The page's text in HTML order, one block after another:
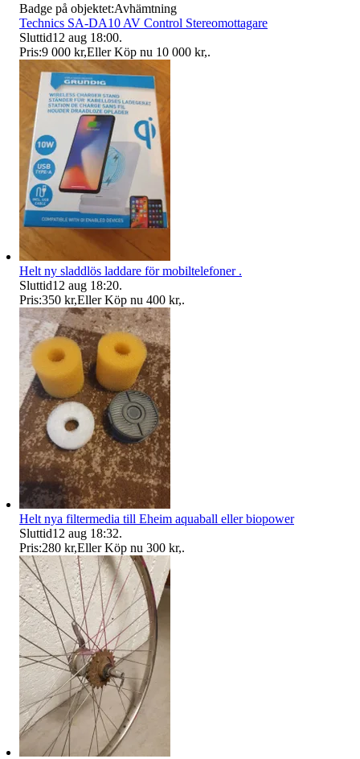
Badge på objektet:Avhämtning
Technics SA-DA10 AV Control Stereomottagare
Sluttid12 aug 18:00.
Pris:9 000 kr,Eller Köp nu 10 000 kr,.
Helt ny sladdlös laddare för mobiltelefoner .
Sluttid12 aug 18:20.
Pris:350 kr,Eller Köp nu 400 kr,.
Helt nya filtermedia till Eheim aquaball eller biopower
Sluttid12 aug 18:32.
Pris:280 kr,Eller Köp nu 300 kr,.